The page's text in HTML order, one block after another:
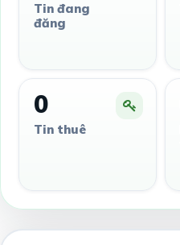
Tin đang
đăng
0
Tin thuê